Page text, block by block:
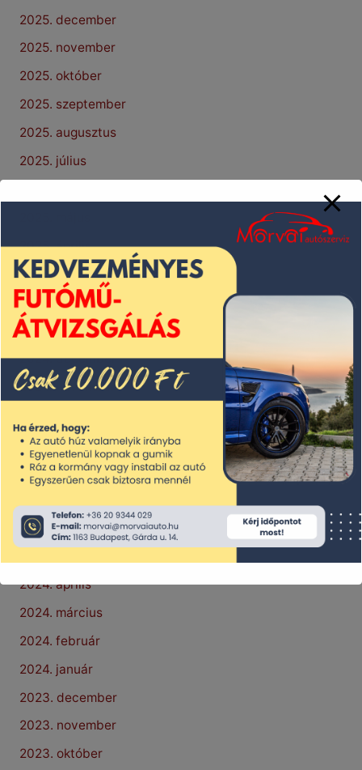
2025. december
2025. november
2025. október
2025. szeptember
2025. augusztus
2025. július
2025. április
2025. március
2025. február
2025. január
2024. december
2024. november
2024. szeptember
2024. augusztus
2024. június
2024. április
2024. március
2024. február
2024. január
2023. december
2023. november
2023. október